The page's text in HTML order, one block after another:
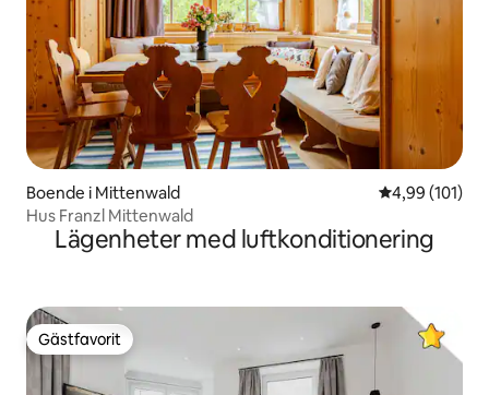
Boende i Mittenwald 4,99 av 5 i
4,99 (101)
Hus Franzl Mittenwald
Lägenheter med luftkonditionering
Gästfavorit
Gästfavorit